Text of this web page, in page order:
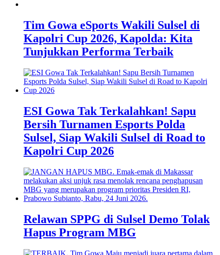
Tim Gowa eSports Wakili Sulsel di
Kapolri Cup 2026, Kapolda: Kita
Tunjukkan Performa Terbaik
ESI Gowa Tak Terkalahkan! Sapu
Bersih Turnamen Esports Polda
Sulsel, Siap Wakili Sulsel di Road to
Kapolri Cup 2026
Relawan SPPG di Sulsel Demo Tolak
Hapus Program MBG